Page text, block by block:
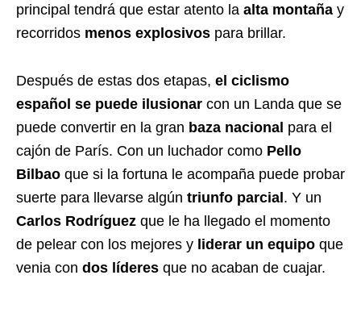
principal tendrá que estar atento la alta montaña y
recorridos menos explosivos para brillar.
Después de estas dos etapas, el ciclismo
español se puede ilusionar con un Landa que se
puede convertir en la gran baza nacional para el
cajón de París. Con un luchador como Pello
Bilbao que si la fortuna le acompaña puede probar
suerte para llevarse algún triunfo parcial. Y un
Carlos Rodríguez que le ha llegado el momento
de pelear con los mejores y liderar un equipo que
venia con dos líderes que no acaban de cuajar.